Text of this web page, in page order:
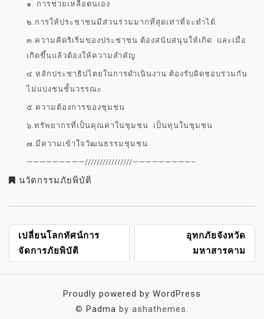
๑. การช่วยเหลือตนเอง
๒.การให้ประชาชนมีส่วนร่วมมากที่สุดเท่าที่จะทำได้
๓.ความคิดริเริ่มของประชาชน ต้องสนับสนุนให้เกิด และเมื่อ
เกิดขึ้นแล้วต้องให้ความสำคัญ
๔.หลักประชาธิปไตยในการดำเนินงาน ต้องรับผิดชอบร่วมกัน
ไม่แบ่งชนชั้นวรรณะ
๕.ความต้องการของชุมชน
๖.ทรัพยากรที่เป็นคุณค่าในชุมชน เป็นทุนในชุมชน
๗.มีความเข้าใจวัฒนธรรมชุมชน
—————————////////////////—————————–
นวัตกรรมภัยพิบัติ
แนะแนว
เรื่อง
เปลี่ยนโลกทัศน์การ
จัดการภัยพิบัติ
อุทกภัยจังหวัด
มหาสารคาม
Proudly powered by WordPress
© Padma by ashathemes.